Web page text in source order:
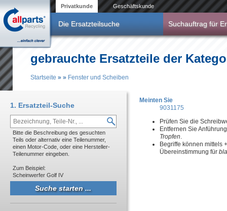
Privatkunde Geschäftskunde
Die Ersatzteilsuche Suchauftrag für
gebrauchte Ersatzteile der
Startseite » » Fenster und Scheiben
Meinten Sie
9031175
Prüfen Sie die
Entfernen Sie
Tropfen.
Begriffe können mittels
Übereinstimmung für
1. Ersatzteil-Suche
Bitte die Beschreibung des gesuchten
Teils oder alternativ eine Teilenummer,
einen Motor-Code, oder eine Hersteller-
Teilenummer eingeben.
Zum Beispiel:
Scheinwerfer Golf IV